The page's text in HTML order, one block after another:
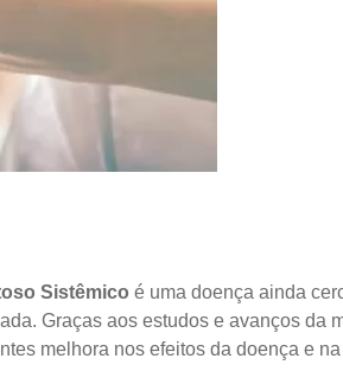
Sistêmico é uma doença ainda
Graças aos estudos e avanços da
melhora nos efeitos da doença e